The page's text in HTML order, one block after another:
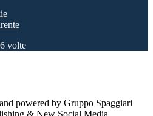
volte
powered by Gruppo Spaggiari
& New Social Media